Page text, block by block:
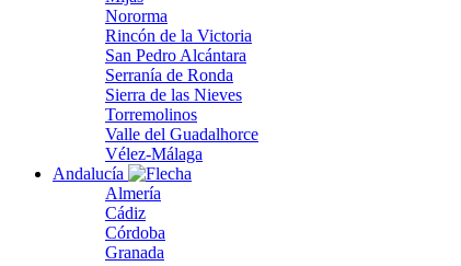
Nororma
Rincón de la Victoria
San Pedro Alcántara
Serranía de Ronda
Sierra de las Nieves
Torremolinos
Valle del Guadalhorce
Vélez-Málaga
Andalucía
Almería
Cádiz
Córdoba
Granada